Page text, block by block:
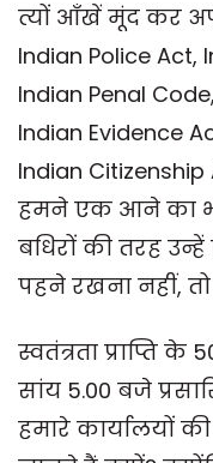
त्यों आँखें मूंद कर
Indian Police Act,
Indian Penal
Indian Evidence
Indian
हमने एक आने का
बधिरों की तरह उन्हें
पहने रखना नहीं,
स्वतंत्रता प्राप्ति
सांय 5.00 बजे
हमारे कार्यालयों